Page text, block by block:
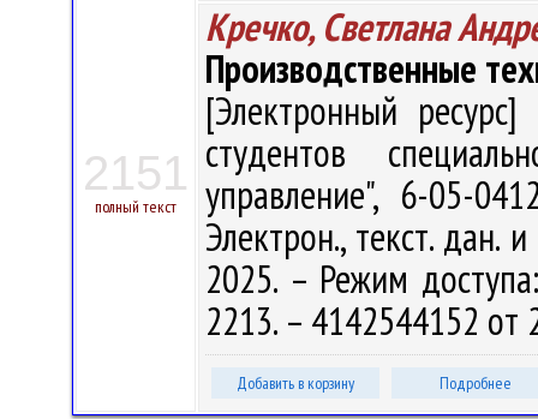
2151
полный текст
Кречко, Светлана
Производственные
[Электронный
студентов
управление", 6-05-
Электрон., текст. дан.
2025. – Режим
2213. – 4142544152 от
Добавить в корзину Подробнее